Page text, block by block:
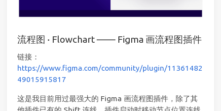
流程图 · Flowchart —— Figma 画流程图插件
链接：
https://www.figma.com/community/plugin/11361482
49015915817
这是我目前用过最强大的 Figma 画流程图插件，除了其